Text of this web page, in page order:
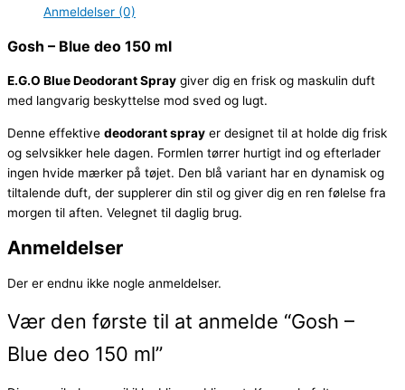
Anmeldelser (0)
Gosh – Blue deo 150 ml
E.G.O Blue Deodorant Spray giver dig en frisk og maskulin duft
med langvarig beskyttelse mod sved og lugt.
Denne effektive deodorant spray er designet til at holde dig frisk
og selvsikker hele dagen. Formlen tørrer hurtigt ind og efterlader
ingen hvide mærker på tøjet. Den blå variant har en dynamisk og
tiltalende duft, der supplerer din stil og giver dig en ren følelse fra
morgen til aften. Velegnet til daglig brug.
Anmeldelser
Der er endnu ikke nogle anmeldelser.
Vær den første til at anmelde “Gosh –
Blue deo 150 ml”